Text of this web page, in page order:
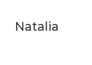
Natalia